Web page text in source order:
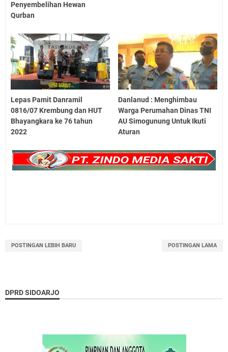
Penyembelihan Hewan
Qurban
Lepas Pamit Danramil
0816/07 Krembung dan HUT
Bhayangkara ke 76 tahun
2022
Danlanud : Menghimbau
Warga Perumahan Dinas TNI
AU Simogunung Untuk Ikuti
Aturan
POSTINGAN LEBIH BARU POSTINGAN LAMA
DPRD SIDOARJO